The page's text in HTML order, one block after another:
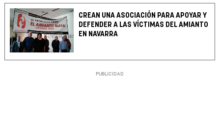
CREAN UNA ASOCIACIÓN PARA APOYAR Y
DEFENDER A LAS VÍCTIMAS DEL AMIANTO
EN NAVARRA